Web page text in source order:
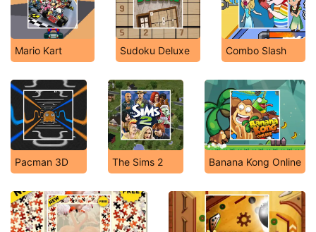
Mario Kart Sudoku Deluxe Combo Slash
Pacman 3D The Sims 2 Banana Kong Online